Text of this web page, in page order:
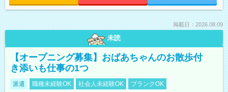
掲載日：2026.08.09
未読
【オープニング募集】おばあちゃんのお散歩付
き添いも仕事の1つ
派遣 職種未経験OK 社会人未経験OK
ブランクOK